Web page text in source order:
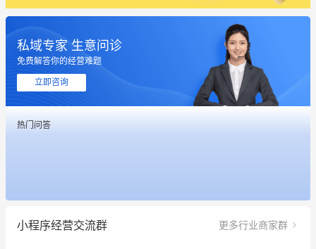
私域专家 生意问诊
免费解答你的经营难题
立即咨询
热门问答
小程序经营交流群 更多行业商家群
这个营销策划案例推荐大家看一下
用有赞就能在微信、小红书同时经营了
餐饮也得靠私域和服务提高竞争力
这个营销策划案例推荐大家看一下
用有赞就能在微信、小红书同时经营了